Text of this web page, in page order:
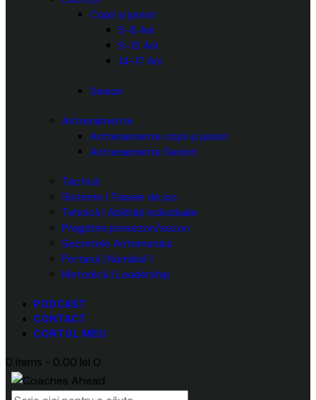
Copii și juniori
5-8 Ani
9-13 Ani
14-17 Ani
Seniori
Antrenamente
Antrenamente copii și juniori
Antrenamente Seniori
Tactică
Sisteme | Trasee de joc
Tehnică | Abilități individuale
Pregătire presezon/sezon
Secretele Antrenorului
Portarul | Numărul 1
Metodică | Leadership
PODCAST
CONTACT
CONTUL MEU
0 items - 0.00 lei 0